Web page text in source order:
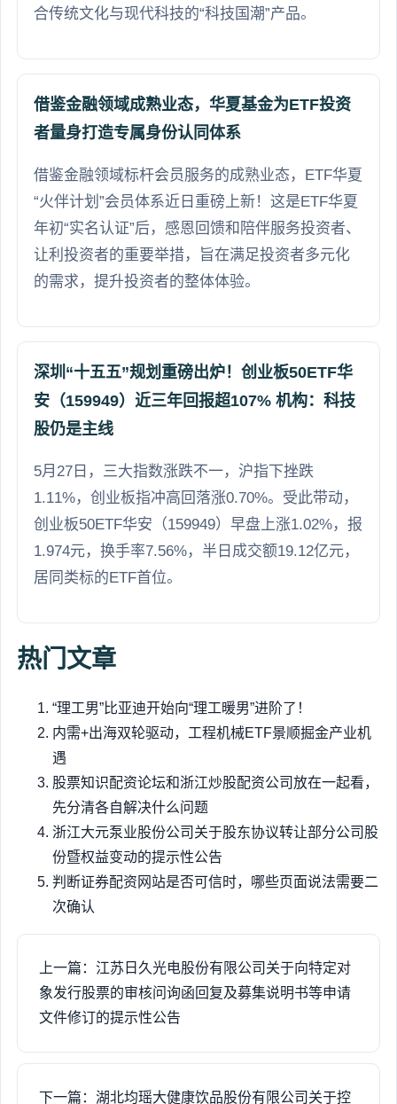
合传统文化与现代科技的“科技国潮”产品。
借鉴金融领域成熟业态，华夏基金为ETF投资
者量身打造专属身份认同体系
借鉴金融领域标杆会员服务的成熟业态，ETF华夏
“火伴计划”会员体系近日重磅上新！这是ETF华夏
年初“实名认证”后，感恩回馈和陪伴服务投资者、
让利投资者的重要举措，旨在满足投资者多元化
的需求，提升投资者的整体体验。
深圳“十五五”规划重磅出炉！创业板50ETF华
安（159949）近三年回报超107% 机构：科技
股仍是主线
5月27日，三大指数涨跌不一，沪指下挫跌
1.11%，创业板指冲高回落涨0.70%。受此带动，
创业板50ETF华安（159949）早盘上涨1.02%，报
1.974元，换手率7.56%，半日成交额19.12亿元，
居同类标的ETF首位。
热门文章
“理工男”比亚迪开始向“理工暖男”进阶了！
内需+出海双轮驱动，工程机械ETF景顺掘金产业机
遇
股票知识配资论坛和浙江炒股配资公司放在一起看，
先分清各自解决什么问题
浙江大元泵业股份公司关于股东协议转让部分公司股
份暨权益变动的提示性公告
判断证券配资网站是否可信时，哪些页面说法需要二
次确认
上一篇：江苏日久光电股份有限公司关于向特定对
象发行股票的审核问询函回复及募集说明书等申请
文件修订的提示性公告
下一篇：湖北均瑶大健康饮品股份有限公司关于控